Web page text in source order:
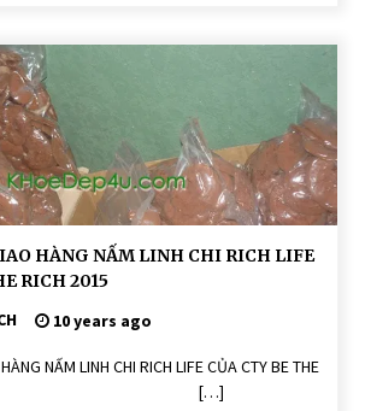
HÀNG NẤM LINH CHI RICH LIFE
RICH 2015
10 years ago
NẤM LINH CHI RICH LIFE CỦA CTY BE THE
2015 […]